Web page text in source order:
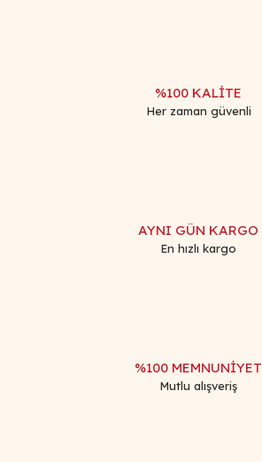
%100 KALİTE
Her zaman güvenli
AYNI GÜN KARGO
En hızlı kargo
%100 MEMNUNİYET
Mutlu alışveriş